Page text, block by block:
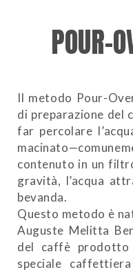
POUR-
Il metodo Pour-
di preparazione del
far percolare
contenuto in un
gravità, l’acqua
bevanda.
Questo metodo è
Auguste Melitta
del caffè prodotto
speciale